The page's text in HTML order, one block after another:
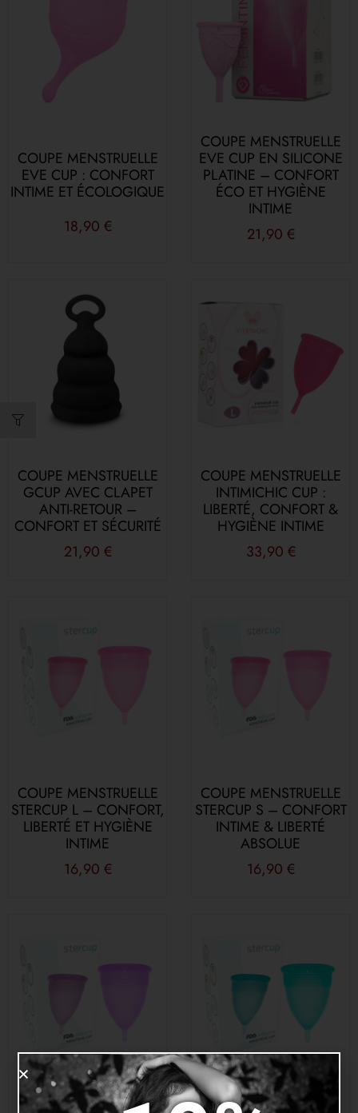
COUPE MENSTRUELLE
EVE CUP : CONFORT
INTIME ET ÉCOLOGIQUE
18,90 €
COUPE MENSTRUELLE
EVE CUP EN SILICONE
PLATINE – CONFORT
ÉCO ET HYGIÈNE
INTIME
21,90 €
COUPE MENSTRUELLE
GCUP AVEC CLAPET
ANTI-RETOUR –
CONFORT ET SÉCURITÉ
21,90 €
COUPE MENSTRUELLE
INTIMICHIC CUP :
LIBERTÉ, CONFORT &
HYGIÈNE INTIME
33,90 €
COUPE MENSTRUELLE
STERCUP L – CONFORT,
LIBERTÉ ET HYGIÈNE
INTIME
16,90 €
COUPE MENSTRUELLE
STERCUP S – CONFORT
INTIME & LIBERTÉ
ABSOLUE
16,90 €